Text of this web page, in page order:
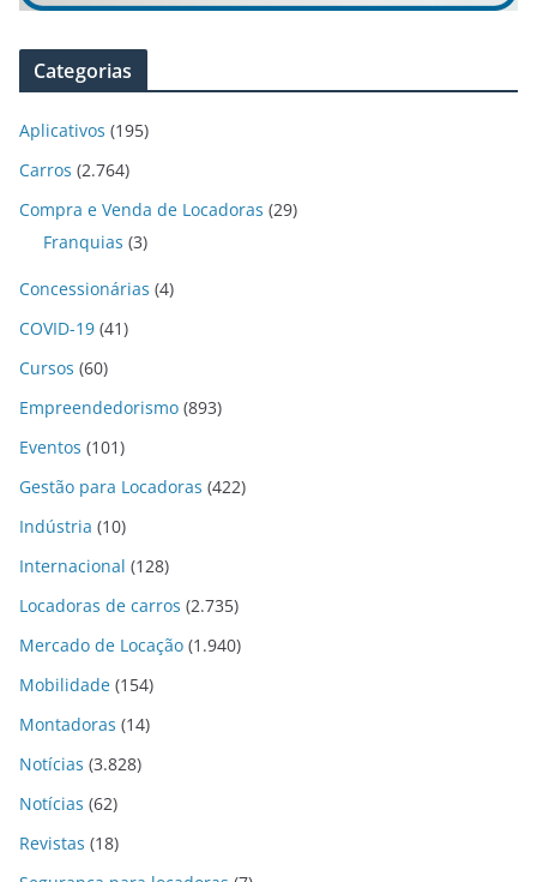
Categorias
Aplicativos (195)
Carros (2.764)
Compra e Venda de Locadoras (29)
Franquias (3)
Concessionárias (4)
COVID-19 (41)
Cursos (60)
Empreendedorismo (893)
Eventos (101)
Gestão para Locadoras (422)
Indústria (10)
Internacional (128)
Locadoras de carros (2.735)
Mercado de Locação (1.940)
Mobilidade (154)
Montadoras (14)
Notícias (3.828)
Notícias (62)
Revistas (18)